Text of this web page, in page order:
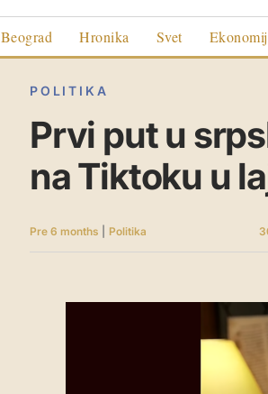
Beograd Hronika Svet
POLITIKA
Prvi put u
na Tiktoku u
Pre 6 months Politika